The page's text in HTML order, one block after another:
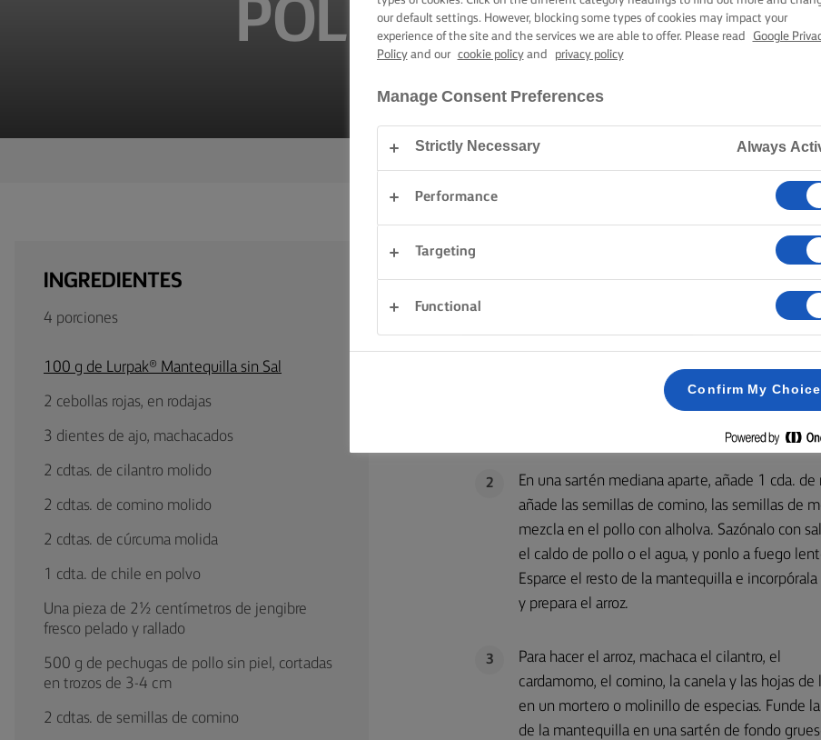
POLLO A LA
INGREDIENTES
4 porciones
100 g de Lurpak® Mantequilla sin Sal
2 cebollas rojas, en rodajas
3 dientes de ajo, machacados
2 cdtas. de cilantro molido
2 cdtas. de comino molido
2 cdtas. de cúrcuma molida
1 cdta. de chile en polvo
Una pieza de 2½ centímetros de jengibre
fresco pelado y rallado
500 g de pechugas de pollo sin piel, cortadas
en trozos de 3-4 cm
2 cdtas. de semillas de comino
MÉTODO
1
A fuego medio, funde 30 g de mantequilla
minutos hasta que estén blandos y empiecen
cilantro molido, el comino molido, la
minutos para que se desprendan los sabores
especias y mezcla para cubrir por igual todos
2
En una sartén mediana aparte, añade 1 cda.
añade las semillas de comino, las semillas de
mezcla en el pollo con alholva. Sazónalo con
el caldo de pollo o el agua, y ponlo a fuego
Esparce el resto de la mantequilla e
y prepara el arroz.
3
Para hacer el arroz, machaca el cilantro, el
cardamomo, el comino, la canela y las hojas de
en un mortero o molinillo de especias. Funde
de la mantequilla en una sartén de fondo
our default settings. However, blocking some types of cookies may impact your
experience of the site and the services we are able to offer. Please read
Google
Policyand our cookie policyand privacy policy
Manage Consent Preferences
Strictly Necessary Always
Performance
Targeting
Functional
Confirm My